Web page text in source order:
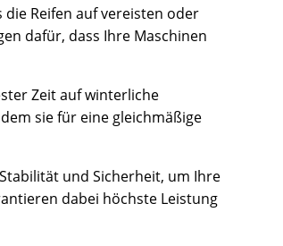
Reifen auf vereisten oder
dafür, dass Ihre Maschinen
Zeit auf winterliche
sie für eine gleichmäßige
und Sicherheit, um Ihre
dabei höchste Leistung